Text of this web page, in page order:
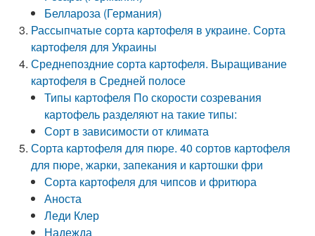
Беллароза (Германия)
Рассыпчатые сорта картофеля в украине. Сорта
картофеля для Украины
Среднепоздние сорта картофеля. Выращивание
картофеля в Средней полосе
Типы картофеля По скорости созревания
картофель разделяют на такие типы:
Сорт в зависимости от климата
Сорта картофеля для пюре. 40 сортов картофеля
для пюре, жарки, запекания и картошки фри
Сорта картофеля для чипсов и фритюра
Аноста
Леди Клер
Надежда